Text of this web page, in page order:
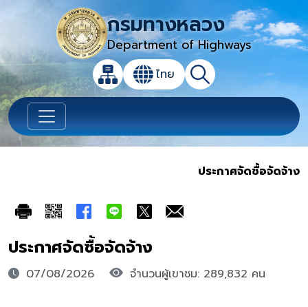
กรมทางหลวง
Department of Highways
แผนผังเว็บไซต์
เปลี่ยนภาษา
ไทย ค้นหา
เปิดกล่องค้นหาข้อมูลหลักของเว็บไซต์
ประกาศจัดซื้อจัดจ้าง
ประกาศจัดซื้อจัดจ้าง
07/08/2026 จำนวนผู้เขาชม: 289,832 คน